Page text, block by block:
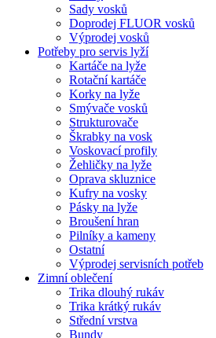
Sady vosků
Doprodej FLUOR vosků
Výprodej vosků
Potřeby pro servis lyží
Kartáče na lyže
Rotační kartáče
Korky na lyže
Smývače vosků
Strukturovače
Škrabky na vosk
Voskovací profily
Žehličky na lyže
Oprava skluznice
Kufry na vosky
Pásky na lyže
Broušení hran
Pilníky a kameny
Ostatní
Výprodej servisních potřeb
Zimní oblečení
Trika dlouhý rukáv
Trika krátký rukáv
Střední vrstva
Bundy